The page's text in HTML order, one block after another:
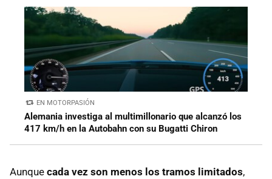
EN MOTORPASIÓN
Alemania investiga al multimillonario que alcanzó los
417 km/h en la Autobahn con su Bugatti Chiron
Aunque cada vez son menos los tramos limitados,